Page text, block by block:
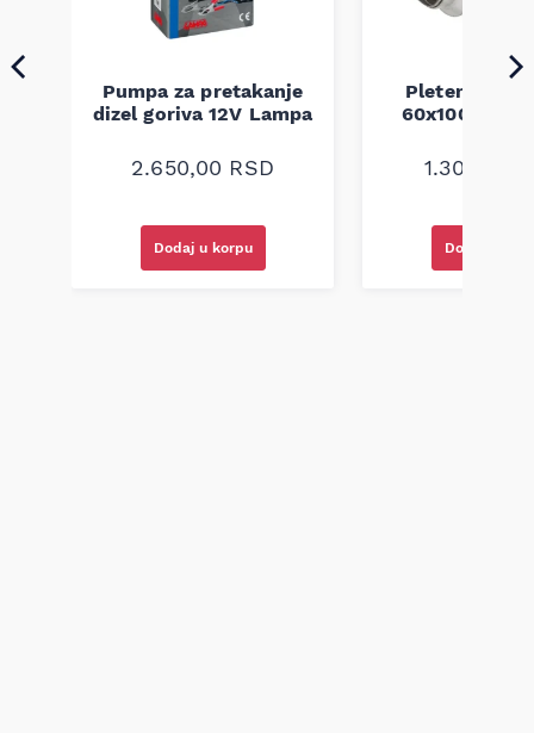
Pumpa za pretakanje
dizel goriva 12V Lampa
2.650,00 RSD
Dodaj u korpu
Pletenica
60x100
1.300,00
Dodaj u